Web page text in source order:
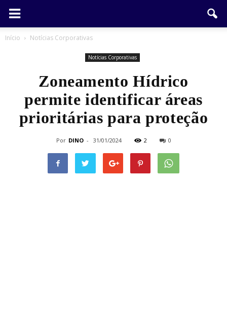
Início Notícias Corporativas
Notícias Corporativas
Zoneamento Hídrico
permite identificar áreas
prioritárias para proteção
Por DINO - 31/01/2024 2 0